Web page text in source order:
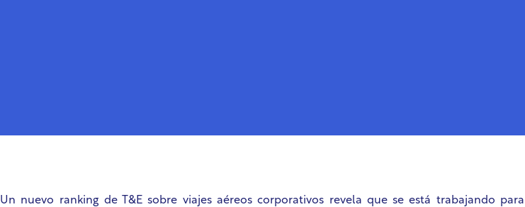
Un nuevo ranking de T&E sobre viajes aéreos corporativos revela que se está trabajando para